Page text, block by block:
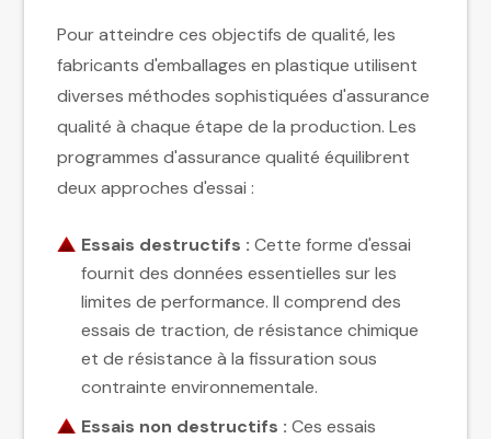
Pour atteindre ces objectifs de qualité, les
fabricants d'emballages en plastique utilisent
diverses méthodes sophistiquées d'assurance
qualité à chaque étape de la production. Les
programmes d'assurance qualité équilibrent
deux approches d'essai :
Essais destructifs : Cette forme d'essai
fournit des données essentielles sur les
limites de performance. Il comprend des
essais de traction, de résistance chimique
et de résistance à la fissuration sous
contrainte environnementale.
Essais non destructifs : Ces essais